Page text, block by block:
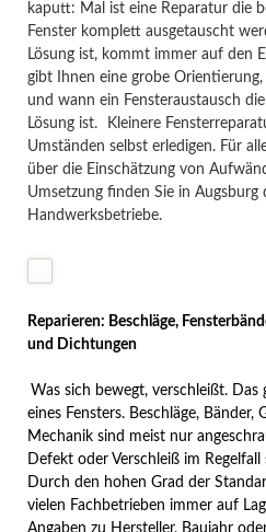
kaputt: Mal ist eine Reparatur die
Fenster komplett ausgetauscht
Lösung ist, kommt immer auf den
gibt Ihnen eine grobe
und wann ein Fensteraustausch
Lösung ist.
Kleinere
Umständen selbst erledigen. Für
über die Einschätzung von
Umsetzung finden Sie in
Handwerksbetriebe.
Reparieren: Beschläge,
und Dichtungen
Was sich bewegt, verschleißt.
eines Fensters. Beschläge, Bänder,
Mechanik sind meist nur
Defekt oder Verschleiß im
Durch den hohen Grad der
vielen Fachbetrieben immer auf
Angaben zu Hersteller, Baujahr